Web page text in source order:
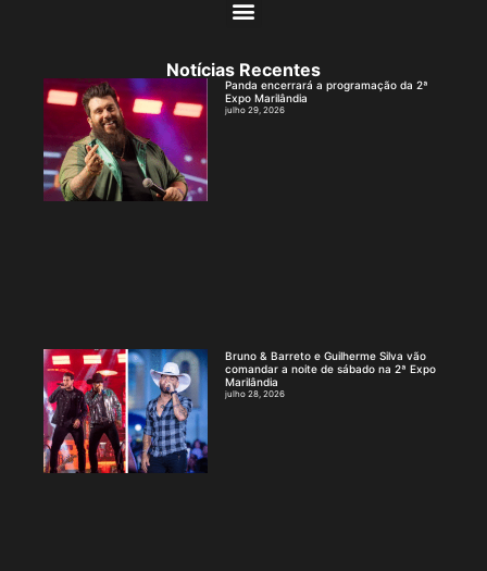
Notícias Recentes
Panda encerrará a programação da 2ª
Expo Marilândia
julho 29, 2026
Bruno & Barreto e Guilherme Silva vão
comandar a noite de sábado na 2ª Expo
Marilândia
julho 28, 2026